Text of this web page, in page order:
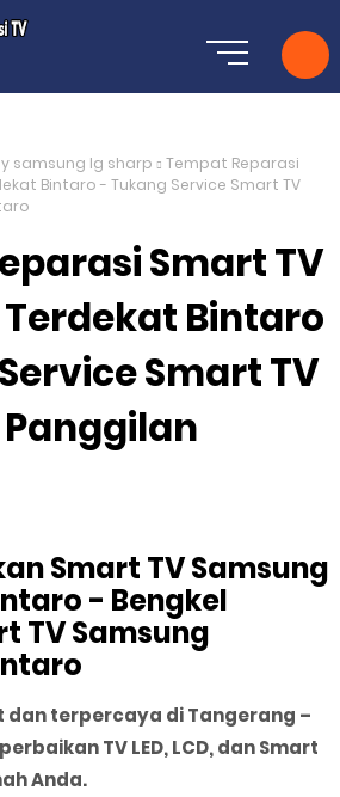
samsung lg sharp
Tempat Reparasi
Bintaro - Tukang Service Smart TV
Smart TV
Bintaro
Smart TV
Smart TV Samsung
- Bengkel
TV Samsung
dan terpercaya di Tangerang –
TV LED, LCD, dan Smart
Anda.